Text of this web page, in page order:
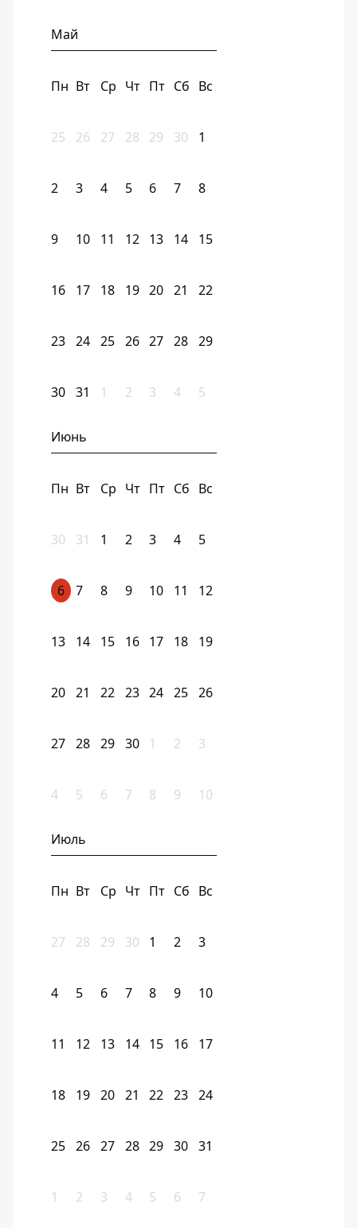
Май
Пн Вт Ср Чт Пт Сб Вс
25 26 27 28 29 30 1
2 3 4 5 6 7 8
9 10 11 12 13 14 15
16 17 18 19 20 21 22
23 24 25 26 27 28 29
30 31 1 2 3 4 5
Июнь
Пн Вт Ср Чт Пт Сб Вс
30 31 1 2 3 4 5
6 7 8 9 10 11 12
13 14 15 16 17 18 19
20 21 22 23 24 25 26
27 28 29 30 1 2 3
4 5 6 7 8 9 10
Июль
Пн Вт Ср Чт Пт Сб Вс
27 28 29 30 1 2 3
4 5 6 7 8 9 10
11 12 13 14 15 16 17
18 19 20 21 22 23 24
25 26 27 28 29 30 31
1 2 3 4 5 6 7